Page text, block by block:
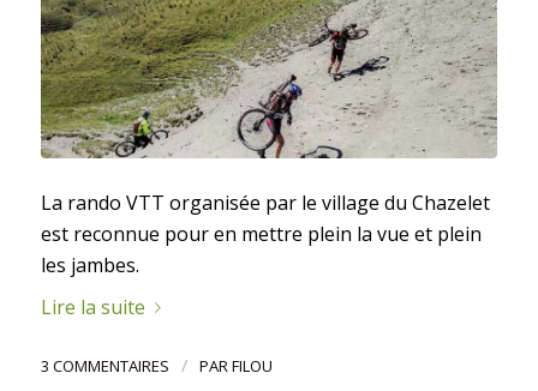
La rando VTT organisée par le village du Chazelet
est reconnue pour en mettre plein la vue et plein
les jambes.
Lire la suite
3 COMMENTAIRES / PARFILOU